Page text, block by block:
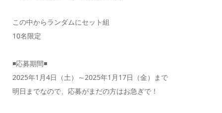
この中からランダムにセット組
10名限定
◾️応募期間◾️
2025年1月4日（土）～2025年1月17日（金）まで
明日までなので、応募がまだの方はお急ぎで！